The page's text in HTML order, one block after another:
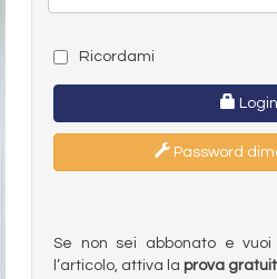
Ricordami
Login
Password
Se non sei abbonato e
l’articolo, attiva la prova